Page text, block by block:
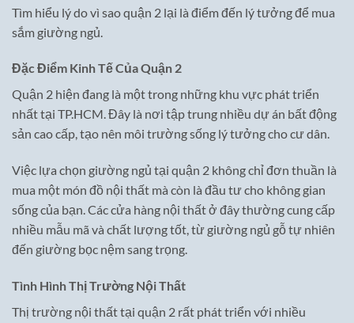
Tìm hiểu lý do vì sao quận 2 lại là điểm đến lý tưởng để mua
sắm giường ngủ.
Đặc Điểm Kinh Tế Của Quận 2
Quận 2 hiện đang là một trong những khu vực phát triển
nhất tại TP.HCM. Đây là nơi tập trung nhiều dự án bất động
sản cao cấp, tạo nên môi trường sống lý tưởng cho cư dân.
Việc lựa chọn giường ngủ tại quận 2 không chỉ đơn thuần là
mua một món đồ nội thất mà còn là đầu tư cho không gian
sống của bạn. Các cửa hàng nội thất ở đây thường cung cấp
nhiều mẫu mã và chất lượng tốt, từ giường ngủ gỗ tự nhiên
đến giường bọc nệm sang trọng.
Tình Hình Thị Trường Nội Thất
Thị trường nội thất tại quận 2 rất phát triển với nhiều